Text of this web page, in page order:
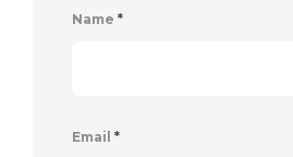
Name *
Email *